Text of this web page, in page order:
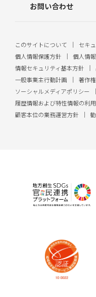
お問い合わせ
このサイトについて
セキ
個人情報保護方針
個人情
情報セキュリティ基本方針
一般事業主行動計画
著作
ソーシャルメディアポリシー
履歴情報および特性情報の利
顧客本位の業務運営方針